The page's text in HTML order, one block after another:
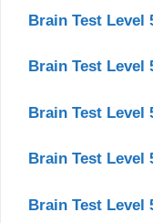
Brain Test Level
Brain Test Level
Brain Test Level
Brain Test Level
Brain Test Level